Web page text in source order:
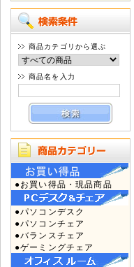
商品カテゴリから選ぶ
商品名を入力
●お買い得品・現品商品
●パソコンデスク
●パソコンチェア
●バランスチェア
●ゲーミングチェア